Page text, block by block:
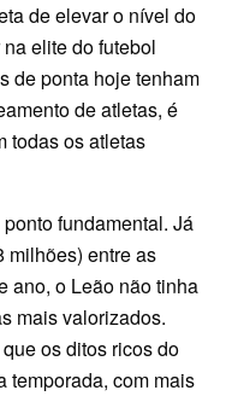
de elevar o nível do
elite do futebol
de ponta hoje tenham
de atletas, é
todas os atletas
fundamental. Já
milhões) entre as
ano, o Leão não tinha
mais valorizados.
os ditos ricos do
temporada, com mais